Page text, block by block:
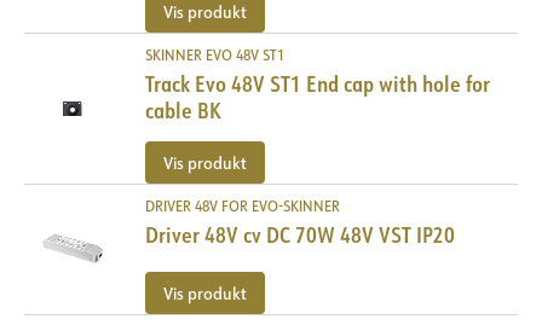
Vis produkt
SKINNER EVO 48V ST1
Track Evo 48V ST1 End cap with hole for
cable BK
Vis produkt
DRIVER 48V FOR EVO-SKINNER
Driver 48V cv DC 70W 48V VST IP20
Vis produkt